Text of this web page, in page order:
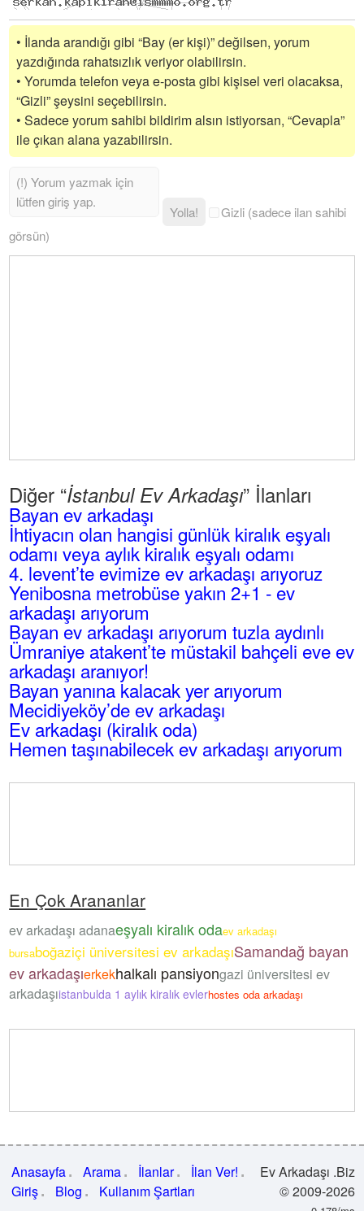
• İlanda arandığı gibi “Bay (er kişi)” değilsen, yorum
yazdığında rahatsızlık veriyor olabilirsin.
• Yorumda telefon veya e-posta gibi kişisel veri olacaksa,
“Gizli” şeysini seçebilirsin.
• Sadece yorum sahibi bildirim alsın istiyorsan, “Cevapla”
ile çıkan alana yazabilirsin.
Yolla!
Gizli (sadece ilan sahibi
görsün)
Diğer “İstanbul Ev Arkadaşı” İlanları
Bayan ev arkadaşı
İhtiyacın olan hangisi günlük kiralık eşyalı
odamı veya aylık kiralık eşyalı odamı
4. levent’te evimize ev arkadaşı arıyoruz
Yenibosna metrobüse yakın 2+1 - ev
arkadaşı arıyorum
Bayan ev arkadaşı arıyorum tuzla aydınlı
Ümraniye atakent’te müstakil bahçeli eve ev
arkadaşı aranıyor!
Bayan yanına kalacak yer arıyorum
Mecidiyeköy’de ev arkadaşı
Ev arkadaşı (kiralık oda)
Hemen taşınabilecek ev arkadaşı arıyorum
En Çok Arananlar
ev arkadaşı adanaeşyalı kiralık odaev arkadaşı
bursaboğaziçi üniversitesi ev arkadaşıSamandağ bayan
ev arkadaşıerkekhalkalı pansiyongazi üniversitesi ev
arkadaşıistanbulda 1 aylık kiralık evlerhostes oda arkadaşı
Anasayfa Arama İlanlar
İlan Ver!
Giriş
Blog Kullanım Şartları
Ev Arkadaşı .Biz
© 2009-2026